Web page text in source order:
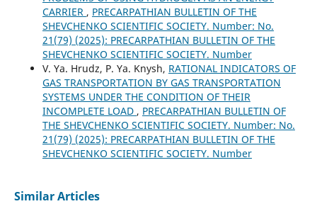
CARRIER , PRECARPATHIAN BULLETIN OF THE
SHEVCHENKO SCIENTIFIC SOCIETY. Number: No.
21(79) (2025): PRECARPATHIAN BULLETIN OF THE
SHEVCHENKO SCIENTIFIC SOCIETY. Number
V. Ya. Hrudz, P. Ya. Knysh, RATIONAL INDICATORS OF
GAS TRANSPORTATION BY GAS TRANSPORTATION
SYSTEMS UNDER THE CONDITION OF THEIR
INCOMPLETE LOAD , PRECARPATHIAN BULLETIN OF
THE SHEVCHENKO SCIENTIFIC SOCIETY. Number: No.
21(79) (2025): PRECARPATHIAN BULLETIN OF THE
SHEVCHENKO SCIENTIFIC SOCIETY. Number
Similar Articles